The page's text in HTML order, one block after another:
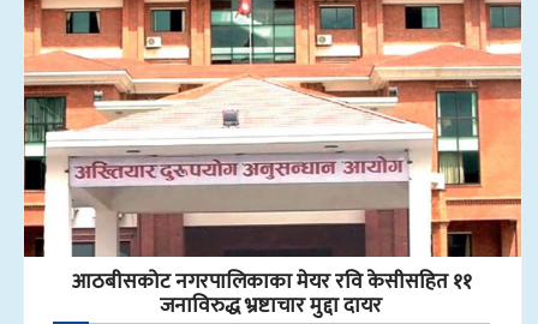
आठबीसकोट नगरपालिकाका मेयर रवि केसीसहित ११
जनाविरुद्ध भ्रष्टाचार मुद्दा दायर